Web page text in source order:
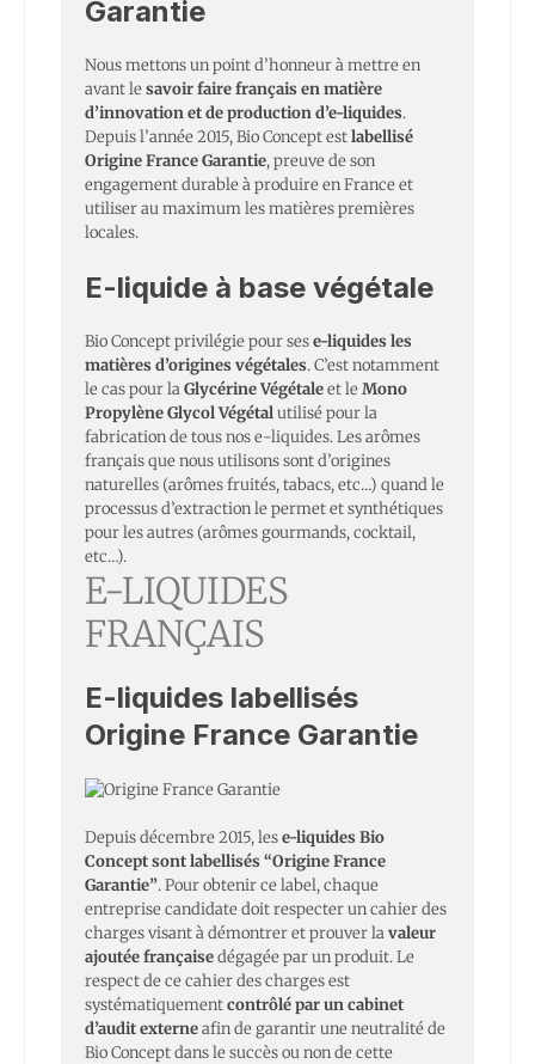
Garantie
Nous mettons un point d’honneur à mettre en
avant lesavoir faire français en matière
d’innovation et de production d’e-liquides.
Depuis l’année 2015, Bio Concept estlabellisé
Origine France Garantie, preuve de son
engagement durable à produire en France et
utiliser au maximum les matières premières
locales.
E-liquide à base végétale
Bio Concept privilégie pour sese-liquides les
matières d’origines végétales. C’est notamment
le cas pour laGlycérine Végétaleet leMono
Propylène Glycol Végétalutilisé pour la
fabrication de tous nos e-liquides. Les arômes
français que nous utilisons sont d’origines
naturelles (arômes fruités, tabacs, etc…) quand le
processus d’extraction le permet et synthétiques
pour les autres (arômes gourmands, cocktail,
etc…).
E-LIQUIDES
FRANÇAIS
E-liquides labellisés
Origine France Garantie
Depuis décembre 2015, lese-liquides Bio
Concept sont labellisés “Origine France
Garantie”. Pour obtenir ce label, chaque
entreprise candidate doit respecter un cahier des
charges visant à démontrer et prouver lavaleur
ajoutée françaisedégagée par un produit. Le
respect de ce cahier des charges est
systématiquementcontrôlé par un cabinet
d’audit externeafin de garantir une neutralité de
Bio Concept dans le succès ou non de cette